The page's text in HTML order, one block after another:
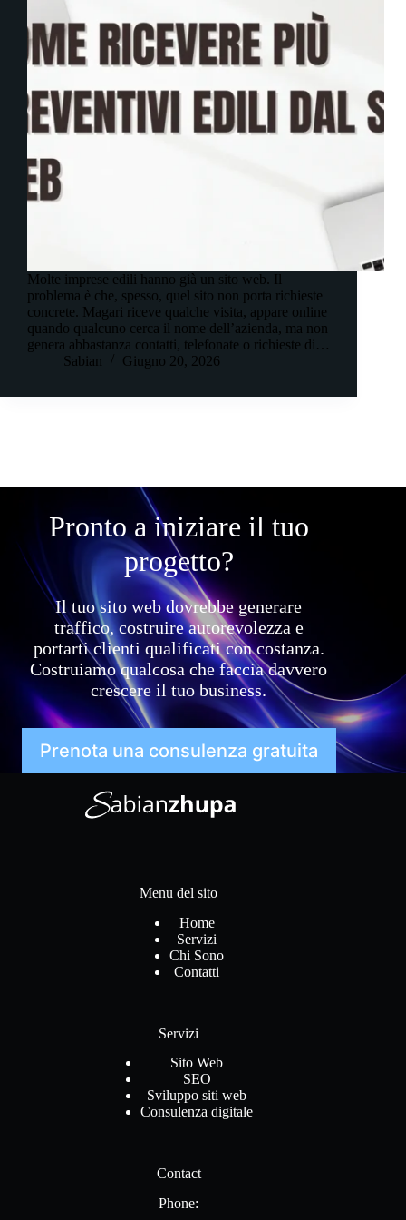
Molte imprese edili hanno già un sito web. Il
problema è che, spesso, quel sito non porta richieste
concrete. Magari riceve qualche visita, appare online
quando qualcuno cerca il nome dell’azienda, ma non
genera abbastanza contatti, telefonate o richieste di…
Sabian
Giugno 20, 2026
Pronto a iniziare il tuo
progetto?
Il tuo sito web dovrebbe generare
traffico, costruire autorevolezza e
portarti clienti qualificati con costanza.
Costruiamo qualcosa che faccia davvero
crescere il tuo business.
Prenota una consulenza gratuita
Menu del sito
Home
Servizi
Chi Sono
Contatti
Servizi
Sito Web
SEO
Sviluppo siti web
Consulenza digitale
Contact
Phone: